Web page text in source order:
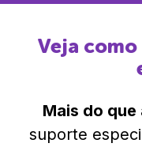
Veja
Mais do que
suporte